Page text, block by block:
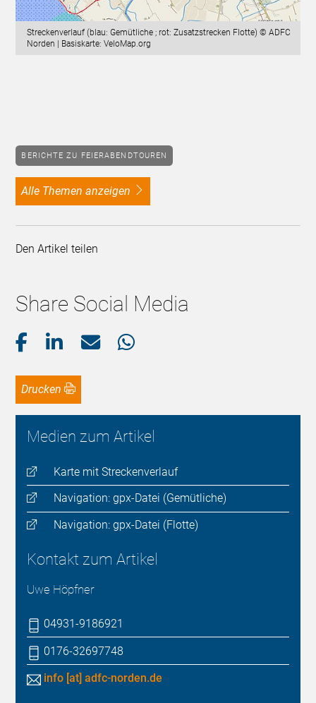
Streckenverlauf (blau: Gemütliche ; rot: Zusatzstrecken Flotte) © ADFC
Norden | Basiskarte: VeloMap.org
BERICHTE ZU FEIERABENDTOUREN
alle Themen anzeigen
Den Artikel teilen
Share Social Media
Drucken
Medien zum Artikel
Karte mit Streckenverlauf
Navigation: gpx-Datei (Gemütliche)
Navigation: gpx-Datei (Flotte)
Kontakt zum Artikel
Uwe Höpfner
04931-9186921
0176-32697748
info [at] adfc-norden.de